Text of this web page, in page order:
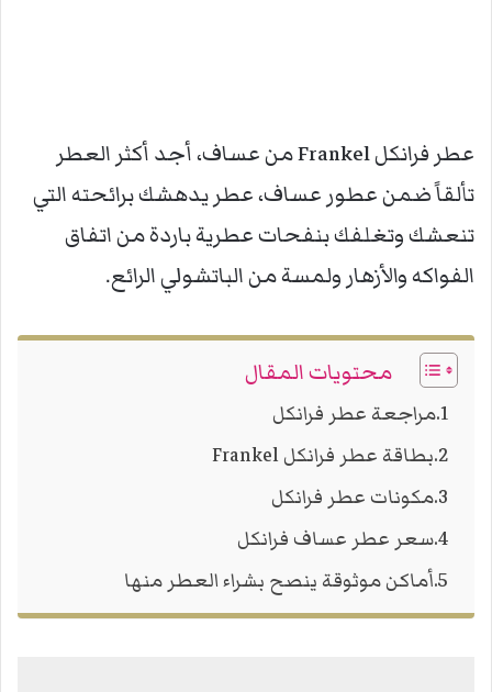
عطر فرانكل Frankel من عساف، أجد أكثر العطر
تألقاً ضمن عطور عساف، عطر يدهشك برائحته التي
تنعشك وتغلفك بنفحات عطرية باردة من اتفاق
الفواكه والأزهار ولمسة من الباتشولي الرائع.
محتويات المقال
مراجعة عطر فرانكل
بطاقة عطر فرانكل Frankel
مكونات عطر فرانكل
سعر عطر عساف فرانكل
أماكن موثوقة ينصح بشراء العطر منها